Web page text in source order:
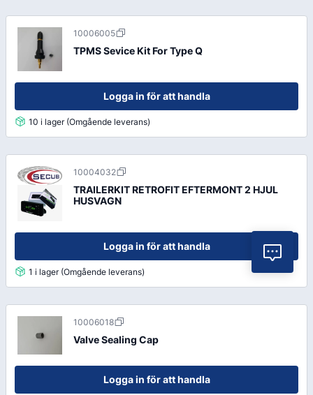
10006005
TPMS Sevice Kit For Type Q
Logga in för att handla
10 i lager (Omgående leverans)
10004032
TRAILERKIT RETROFIT EFTERMONT 2 HJUL
HUSVAGN
Logga in för att handla
1 i lager (Omgående leverans)
10006018
Valve Sealing Cap
Logga in för att handla